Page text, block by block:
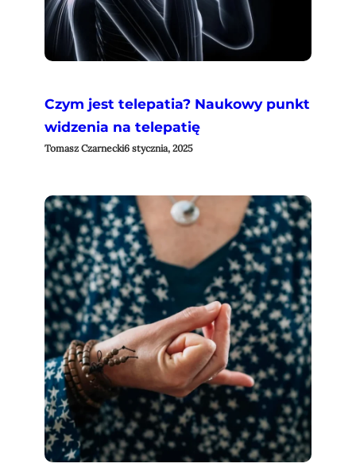
Czym jest telepatia? Naukowy punkt
widzenia na telepatię
Tomasz Czarnecki6 stycznia, 2025